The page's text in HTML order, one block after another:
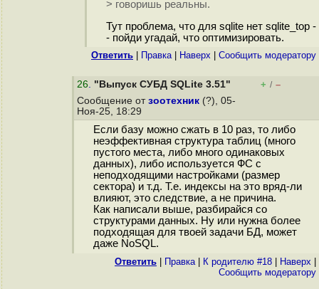
> говоришь реальны.
Тут проблема, что для sqlite нет sqlite_top -
- пойди угадай, что оптимизировать.
Ответить Правка| Наверх Cообщить модератору
26. "Выпуск СУБД SQLite 3.51" + / –
Сообщение от зоотехник (?), 05-
Ноя-25, 18:29
Если базу можно сжать в 10 раз, то либо
неэффективная структура таблиц (много
пустого места, либо много одинаковых
данных), либо используется ФС с
неподходящими настройками (размер
сектора) и т.д. Т.е. индексы на это вряд-ли
влияют, это следствие, а не причина.
Как написали выше, разбирайся со
структурами данных. Ну или нужна более
подходящая для твоей задачи БД, может
даже NoSQL.
Ответить Правка| К родителю #18 Наверх
Cообщить модератору